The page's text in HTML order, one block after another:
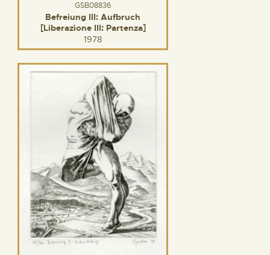
GSB08836
Befreiung III: Aufbruch
[Liberazione III: Partenza]
1978